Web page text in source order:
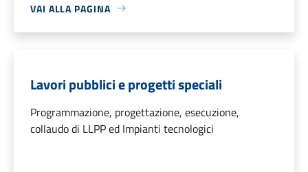
VAI ALLA PAGINA
Lavori pubblici e progetti speciali
Programmazione, progettazione, esecuzione,
collaudo di LLPP ed Impianti tecnologici